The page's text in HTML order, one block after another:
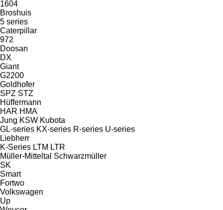
1604
Broshuis
5 series
Caterpillar
972
Doosan
DX
Giant
G2200
Goldhofer
SPZ STZ
Hüffermann
HAR HMA
Jung KSW Kubota
GL-series KX-series R-series U-series
Liebherr
K-Series LTM LTR
Müller-Mitteltal Schwarzmüller
SK
Smart
Fortwo
Volkswagen
Up